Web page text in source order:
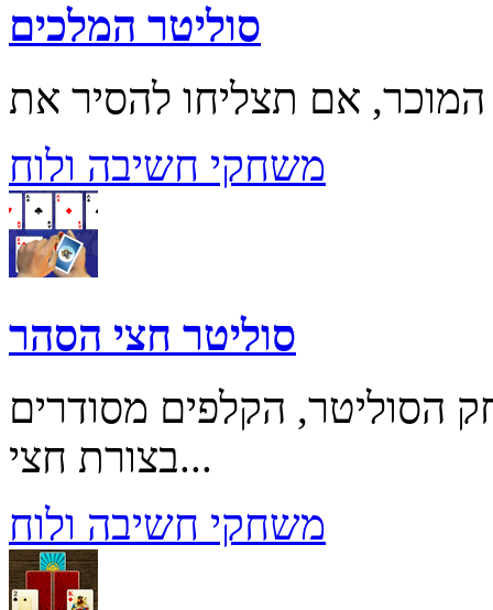
סוליטר המלכים
משחקי חשיבה ולוח
סוליטר חצי הסהר
הסוליטר, הקלפים מסודרים
בצורת חצי...
משחקי חשיבה ולוח